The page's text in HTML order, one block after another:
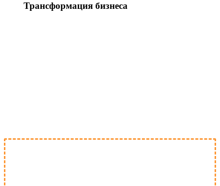
Трансформация бизнеса